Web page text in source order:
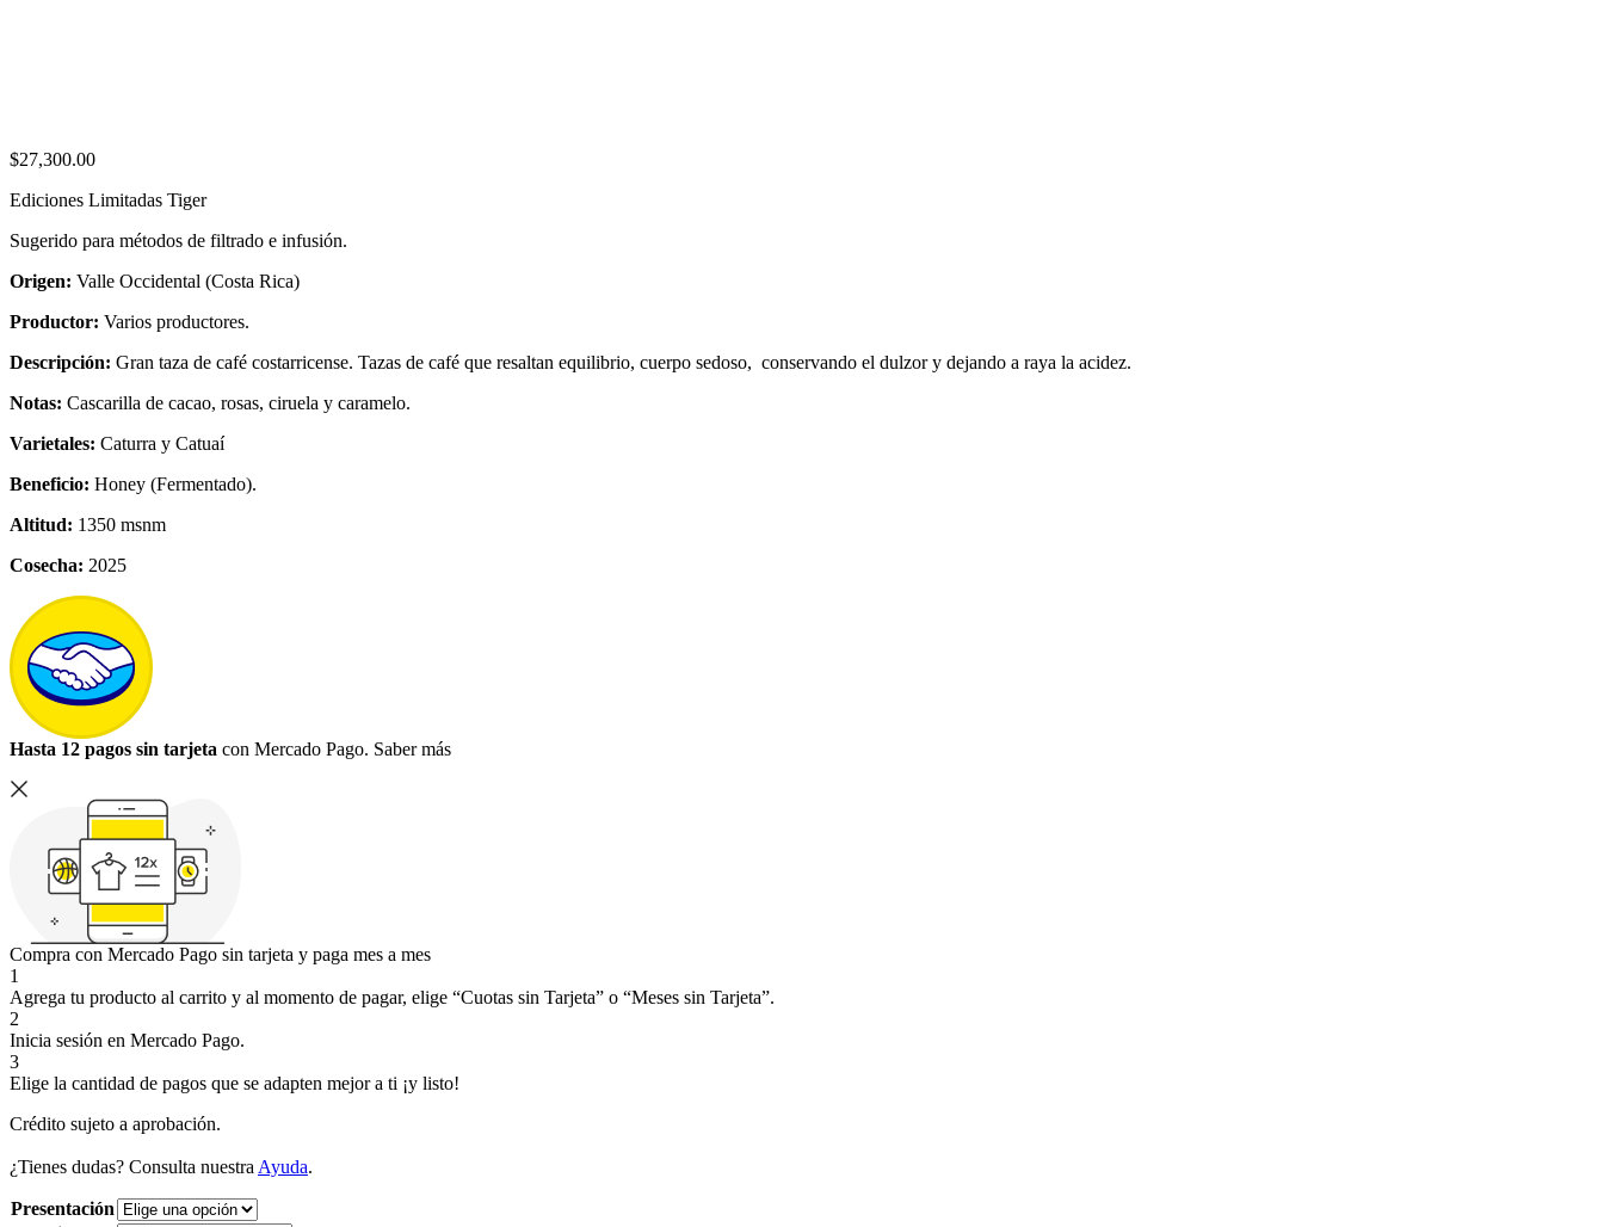
$27,300.00
Ediciones Limitadas Tiger
Sugerido para métodos de filtrado e infusión.
Origen: Valle Occidental (Costa Rica)
Productor: Varios productores.
Descripción: Gran taza de café costarricense. Tazas de café que resaltan equilibrio, cuerpo sedoso, conservando el dulzor y dejando a raya la acidez.
Notas: Cascarilla de cacao, rosas, ciruela y caramelo.
Varietales: Caturra y Catuaí
Beneficio: Honey (Fermentado).
Altitud: 1350 msnm
Cosecha: 2025
Hasta 12 pagos sin tarjeta con Mercado Pago. Saber más
Compra con Mercado Pago sin tarjeta y paga mes a mes
1
Agrega tu producto al carrito y al momento de pagar, elige “Cuotas sin Tarjeta” o “Meses sin Tarjeta”.
2
Inicia sesión en Mercado Pago.
3
Elige la cantidad de pagos que se adapten mejor a ti ¡y listo!
Crédito sujeto a aprobación.
¿Tienes dudas? Consulta nuestra Ayuda.
Presentación